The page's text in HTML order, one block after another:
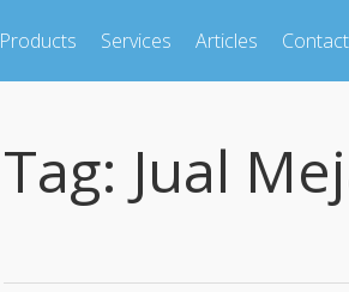
Products Services Articles
Tag: Jual